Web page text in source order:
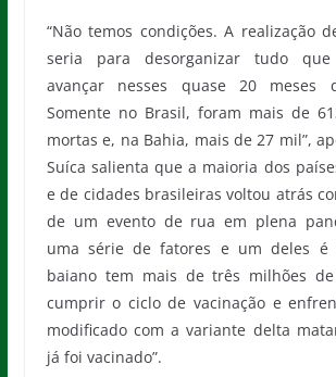
“Não temos condições. A realização
seria para desorganizar tudo que
avançar nesses quase 20 meses
Somente no Brasil, foram mais de
mortas e, na Bahia, mais de 27 mil”,
Suíca salienta que a maioria dos
e de cidades brasileiras voltou atrás
de um evento de rua em plena
uma série de fatores e um deles é
baiano tem mais de três milhões de
cumprir o ciclo de vacinação e
modificado com a variante delta
já foi vacinado”.